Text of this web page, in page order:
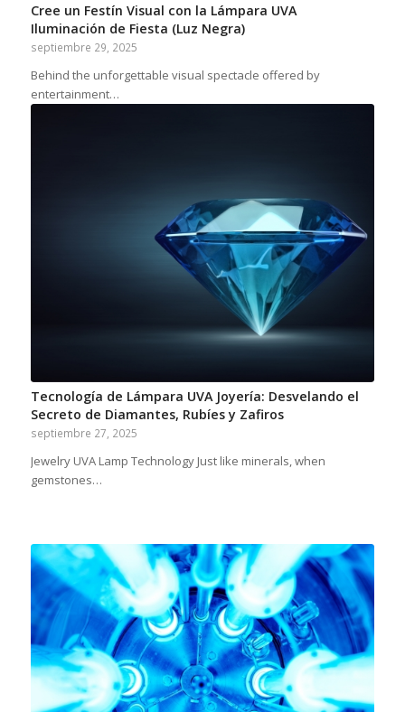
Cree un Festín Visual con la Lámpara UVA
Iluminación de Fiesta (Luz Negra)
septiembre 29, 2025
Behind the unforgettable visual spectacle offered by
entertainment…
Tecnología de Lámpara UVA Joyería: Desvelando el
Secreto de Diamantes, Rubíes y Zafiros
septiembre 27, 2025
Jewelry UVA Lamp Technology Just like minerals, when
gemstones…